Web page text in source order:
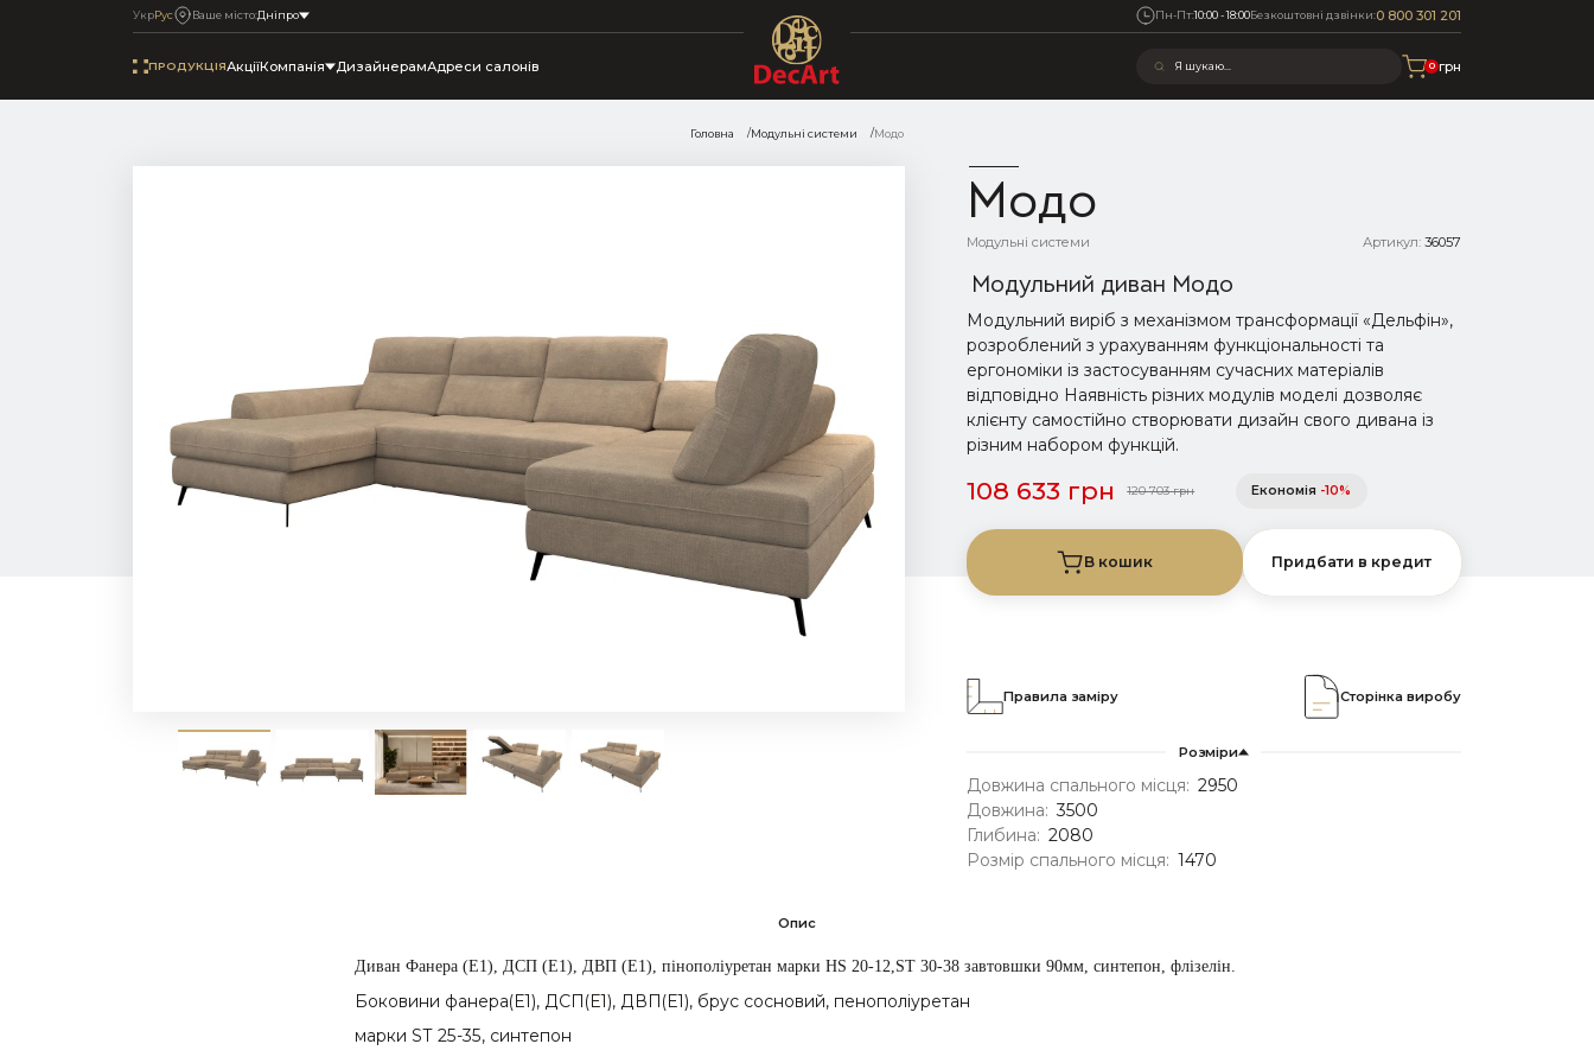
УкрРус Ваше місто:Днiпро
ПРОДУКЦІЯАкціїКомпанія ДизайнерамАдреси салонів
Пн-Пт:10:00 - 18:00Безкоштовні дзвінки:0 800 301 201
0
0 грн
Головна Модульні системи Модо
Модо
Модульні системи Артикул: 36057
Модульний диван Модо
Модульний виріб з механізмом трансформації «Дельфін»,
розроблений з урахуванням функціональності та
ергономіки із застосуванням сучасних матеріалів
відповідно Наявність різних модулів моделі дозволяє
клієнту самостійно створювати дизайн свого дивана із
різним набором функцій.
108 633 грн 120 703 грн Економія -10%
В кошик Придбати в кредит
Правила заміру Сторінка виробу
Розміри
Довжина спального місця: 2950
Довжина: 3500
Глибина: 2080
Розмір спального місця: 1470
Опис
ДиванФанера (Е1), ДСП (Е1), ДВП (Е1), пінополіуретан марки HS 20-12,ST 30-38 завтовшки 90мм, синтепон, флізелін.
Боковини фанера(Е1), ДСП(Е1), ДВП(Е1), брус сосновий, пенополіуретан
марки SТ 25-35, синтепон